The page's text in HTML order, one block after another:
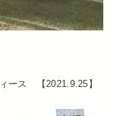
ース 【2021.9.25】